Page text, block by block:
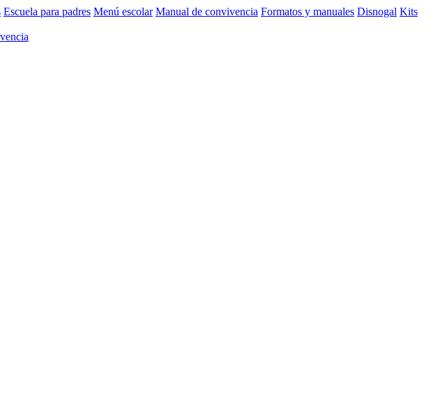
Escuela para padres Menú escolar Manual de convivencia Formatos y manuales Disnogal Kits